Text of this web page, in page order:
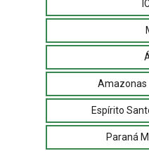
Amazonas
Espírito
Paraná